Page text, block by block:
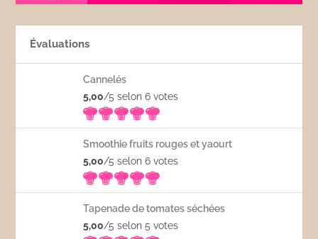
Évaluations
Cannelés
5,00/5 selon 6votes
Smoothie fruits rouges et yaourt
5,00/5 selon 6votes
Tapenade de tomates séchées
5,00/5 selon 5votes